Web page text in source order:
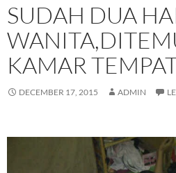
SUDAH DUA
KAMAR
DECEMBER 17, 2015 ADMIN